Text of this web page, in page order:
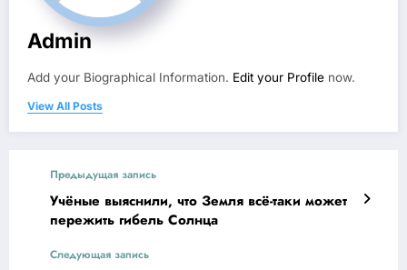
Admin
Add your Biographical Information. Edit your Profile now.
View All Posts
Предыдущая запись
Учёные выяснили, что Земля всё-таки может
пережить гибель Солнца
Следующая запись